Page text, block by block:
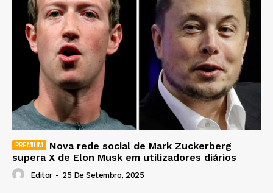
Nova rede social de Mark Zuckerberg
supera X de Elon Musk em utilizadores diários
Editor - 25 De Setembro, 2025